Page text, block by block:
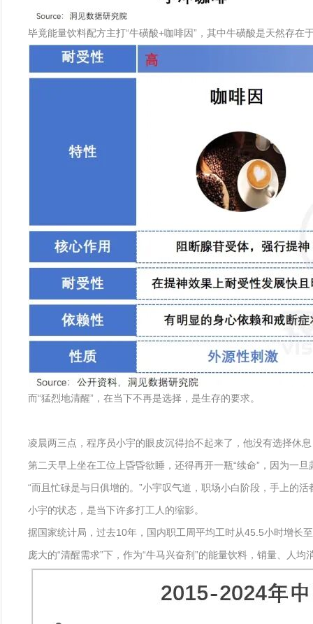
毕竟能量饮料配方主打“牛磺酸+咖啡因”，其中牛磺酸是天然存
而“猛烈地清醒”，在当下不再是选择，是生存的要求。
凌晨两三点，程序员小宇的眼皮沉得抬不起来了，他没有选择休
第二天早上坐在工位上昏昏欲睡，还得再开一瓶“续命”，因为一
“而且忙碌是与日俱增的。”小宇叹气道，职场小白阶段，手上的
小宇的状态，是当下许多打工人的缩影。
据国家统计局，过去10年，国内职工周平均工时从45.5小时增长
庞大的“清醒需求”下，作为“牛马兴奋剂”的能量饮料，销量、人